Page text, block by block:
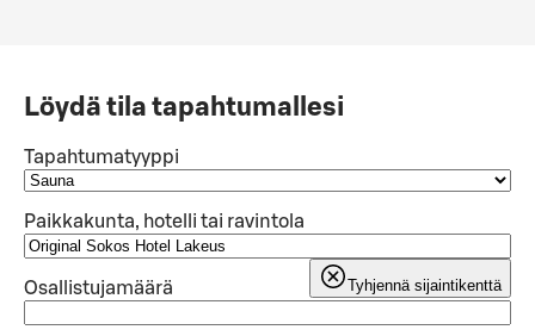
Löydä tila tapahtumallesi
Tapahtumatyyppi
Paikkakunta, hotelli tai ravintola
Tyhjennä sijaintikenttä
Osallistujamäärä